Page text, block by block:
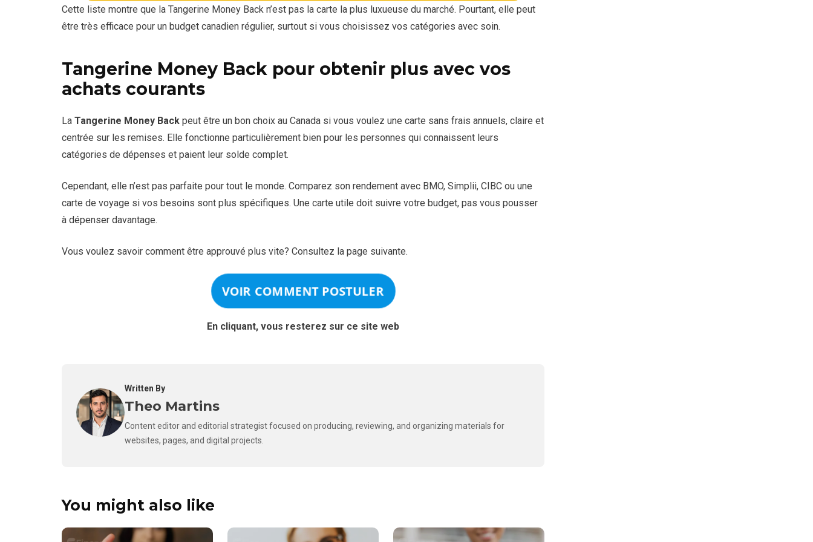
principales changent entre l’épicerie, l’essence, les factures ou les achats courants.
servent mieux aux gens qui paient à temps. Une carte à faible taux ou une marge de crédit peut être plus
adaptée pour rembourser une dette.
que le financement prolongé.
importants.
Cependant, Simplii et BMO proposent aussi régulièrement des offres de bienvenue fortes. Cela signifie
Son avantage se mesure plutôt sur la personnalisation, la simplicité et l’absence de frais annuels. Ces
éléments peuvent compter davantage qu’une prime temporaire.
Au quotidien, Tangerine se défend très bien. Elle parle aux personnes qui veulent une carte simple,
gratuite et utile dans plusieurs catégories. Le dépôt dans un compte d’épargne Tangerine peut aussi aider
Face à Simplii, elle gagne en flexibilité. Face à BMO, elle gagne surtout quand vos dépenses ne se limitent
pas à l’épicerie. Face aux cartes premium, elle gagne sur la simplicité et les frais.
Cette liste montre que la Tangerine Money Back n’est pas la carte la plus luxueuse du marché. Pourtant, elle peut
être très efficace pour un budget canadien régulier, surtout si vous choisissez vos catégories avec soin.
Tangerine Money Back pour obtenir plus avec vos
achats courants
La Tangerine Money Back peut être un bon choix au Canada si vous voulez une carte sans frais annuels, claire et
centrée sur les remises. Elle fonctionne particulièrement bien pour les personnes qui connaissent leurs
catégories de dépenses et paient leur solde complet.
Cependant, elle n’est pas parfaite pour tout le monde. Comparez son rendement avec BMO, Simplii, CIBC ou une
carte de voyage si vos besoins sont plus spécifiques. Une carte utile doit suivre votre budget, pas vous pousser
à dépenser davantage.
Vous voulez savoir comment être approuvé plus vite? Consultez la page suivante.
VOIR COMMENT POSTULER
En cliquant, vous resterez sur ce site web
Written By
Theo Martins
Content editor and editorial strategist focused on producing, reviewing, and organizing materials for
websites, pages, and digital projects.
You might also like